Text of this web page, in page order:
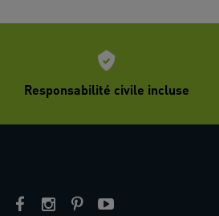
Responsabilité civile incluse